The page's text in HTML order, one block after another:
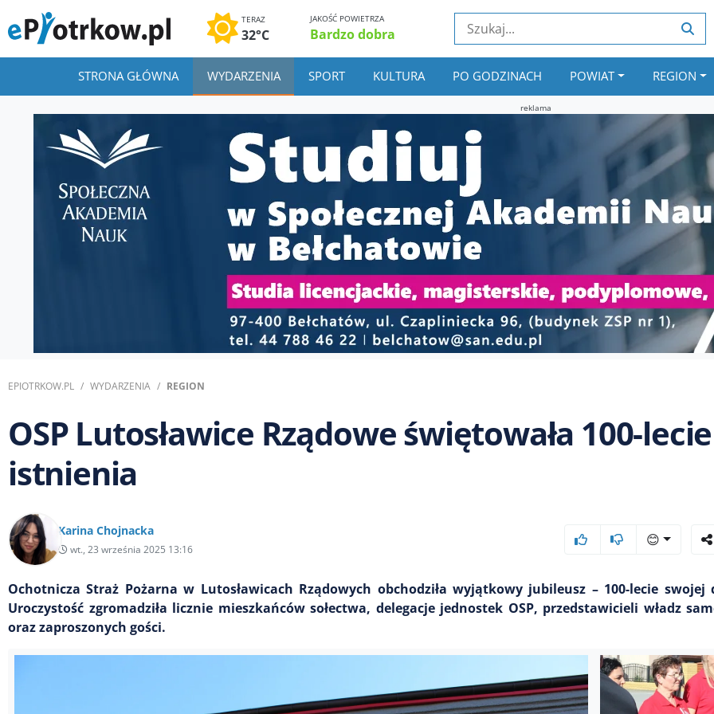
TERAZ
32°C
JAKOŚĆ POWIETRZA
Bardzo dobra
STRONA GŁÓWNA WYDARZENIA SPORT KULTURA PO GODZINACH POWIAT REGION
reklama
EPIOTRKOW.PL WYDARZENIA REGION
OSP Lutosławice Rządowe świętowała 100-lecie
istnienia
Karina Chojnacka
wt., 23 września 2025 13:16
😊
Ochotnicza Straż Pożarna w Lutosławicach Rządowych obchodziła wyjątkowy jubileusz – 100-lecie swojej
Uroczystość zgromadziła licznie mieszkańców sołectwa, delegacje jednostek OSP, przedstawicieli władz
oraz zaproszonych gości.